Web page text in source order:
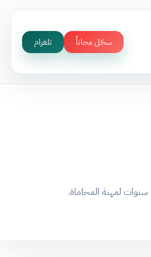
سجّل مجاناً تلغرام